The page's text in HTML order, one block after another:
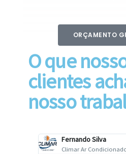
ORÇAMENTO
O que
clientes
nosso
Fernando Silva
Climar Ar